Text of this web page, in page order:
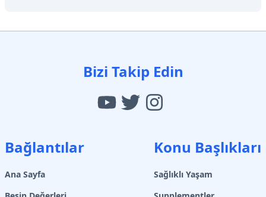
Bizi Takip Edin
Bağlantılar
Ana Sayfa
Konu Başlıkları
Sağlıklı Yaşam